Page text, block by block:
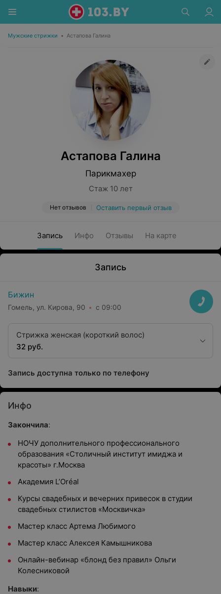
Мужские стрижки • Астапова Галина
Астапова Галина
Парикмахер
Стаж 10 лет
Нет отзывов Оставить первый отзыв
Запись Инфо Отзывы На карте
Запись
Бижин
Гомель, ул. Кирова, 90 с 09:00
Стрижка женская (короткий волос)
32 руб.
Запись доступна только по телефону
Инфо
Закончила:
НОЧУ дополнительного профессионального
образования «Столичный институт имиджа и
красоты» г.Москва
Академия L’Oréal
Курсы свадебных и вечерних привесок в студии
свадебных стилистов «Москвичка»
Мастер класс Артема Любимого
Мастер класс Алексея Камышникова
Онлайн-вебинар «блонд без правил» Ольги
Колесниковой
Навыки: